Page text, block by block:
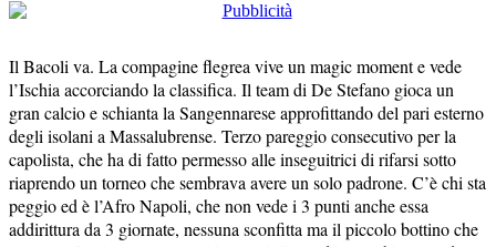
Il Bacoli va. La compagine flegrea vive un magic moment e vede
l’Ischia accorciando la classifica. Il team di De Stefano gioca un
gran calcio e schianta la Sangennarese approfittando del pari esterno
degli isolani a Massalubrense. Terzo pareggio consecutivo per la
capolista, che ha di fatto permesso alle inseguitrici di rifarsi sotto
riaprendo un torneo che sembrava avere un solo padrone. C’è chi sta
peggio ed è l’Afro Napoli, che non vede i 3 punti anche essa
addirittura da 3 giornate, nessuna sconfitta ma il piccolo bottino che